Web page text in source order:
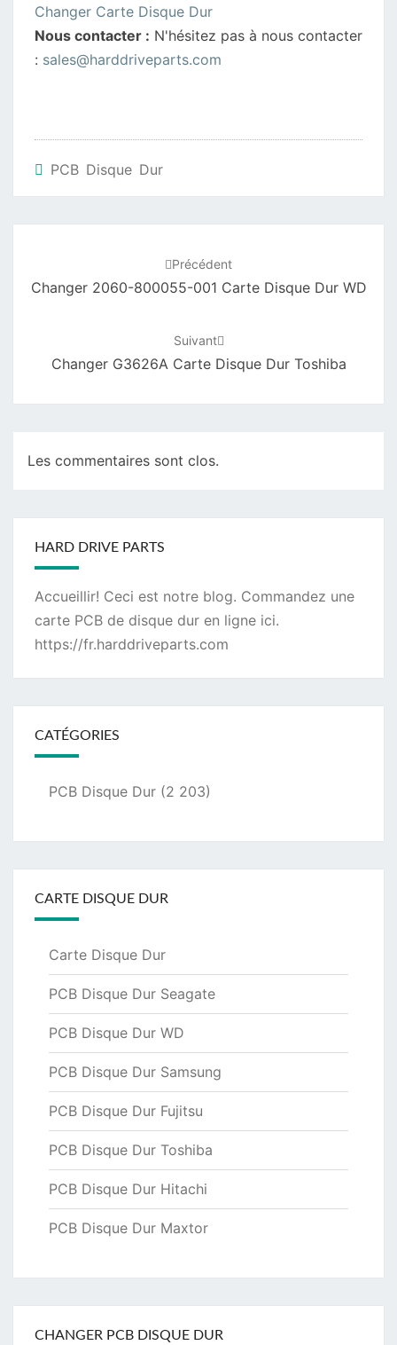
Changer Carte Disque Dur
Nous contacter : N'hésitez pas à nous contacter
: sales@harddriveparts.com
PCB Disque Dur
Précédent
Changer 2060-800055-001 Carte Disque Dur WD
Suivant
Changer G3626A Carte Disque Dur Toshiba
Les commentaires sont clos.
HARD DRIVE PARTS
Accueillir! Ceci est notre blog. Commandez une
carte PCB de disque dur en ligne ici.
https://fr.harddriveparts.com
CATÉGORIES
PCB Disque Dur (2 203)
CARTE DISQUE DUR
Carte Disque Dur
PCB Disque Dur Seagate
PCB Disque Dur WD
PCB Disque Dur Samsung
PCB Disque Dur Fujitsu
PCB Disque Dur Toshiba
PCB Disque Dur Hitachi
PCB Disque Dur Maxtor
CHANGER PCB DISQUE DUR